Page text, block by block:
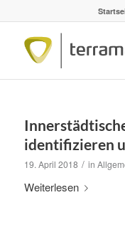
identifizieren
19. April 2018 / in
Weiterlesen